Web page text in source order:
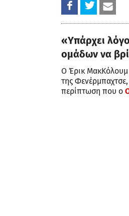
«Υπάρχει
ομάδων να
Ο Έρικ ΜακΚόλουμ
της
περίπτωση που ο